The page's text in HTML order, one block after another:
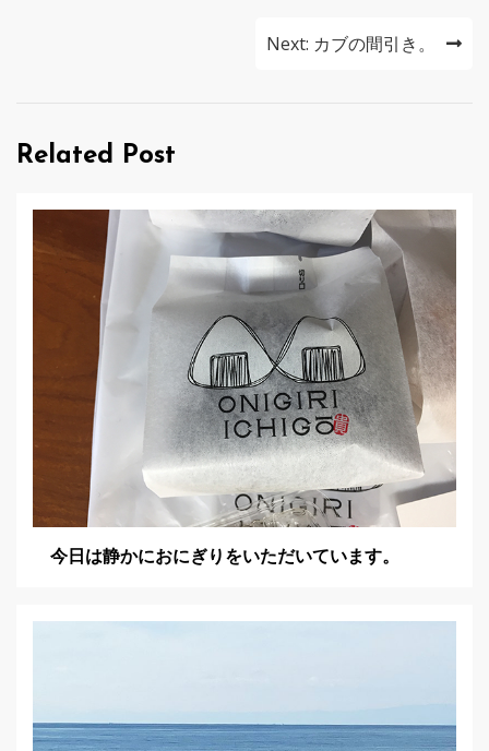
ー
ョ
Next: カブの間引き。
Related Post
今日は静かにおにぎりをいただいています。